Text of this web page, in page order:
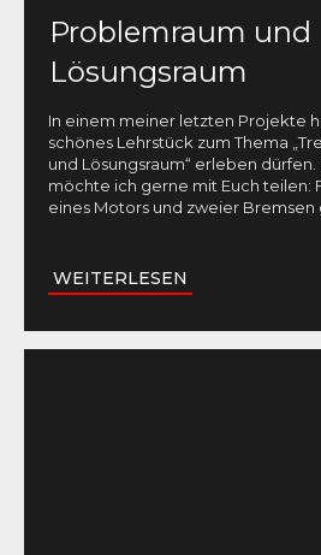
Problemraum und
Lösungsraum
In einem meiner letzten Projekte
schönes Lehrstück zum Thema
und Lösungsraum“ erleben
möchte ich gerne mit Euch teilen:
eines Motors und zweier Bremsen
WEITERLESEN